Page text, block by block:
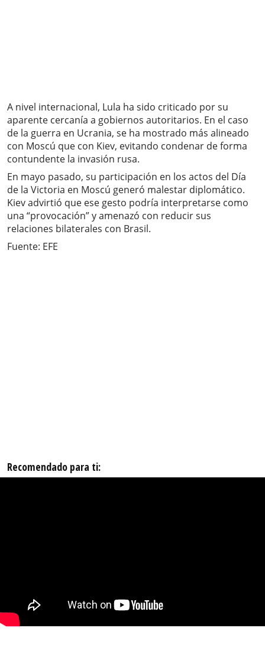
A nivel internacional, Lula ha sido criticado por su
aparente cercanía a gobiernos autoritarios. En el caso
de la guerra en Ucrania, se ha mostrado más alineado
con Moscú que con Kiev, evitando condenar de forma
contundente la invasión rusa.
En mayo pasado, su participación en los actos del Día
de la Victoria en Moscú generó malestar diplomático.
Kiev advirtió que ese gesto podría interpretarse como
una “provocación” y amenazó con reducir sus
relaciones bilaterales con Brasil.
Fuente: EFE
Recomendado para ti: